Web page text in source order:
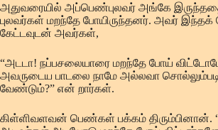
அதுவரையில் அப்பெண்புலவர் அங்கே
புலவர்கள் மறந்தே போயிருந்தனர். அவர்
கேட்டவுடன் அவர்கள்,
“அடடா! நப்பசலையாரை மறந்தே போய்
அவருடைய பாடலை நாமே அல்லவா சொல்லும்படி
வேண்டும்?” என் றார்கள்.
கிள்ளிவளவன் பெண்கள் பக்கம்